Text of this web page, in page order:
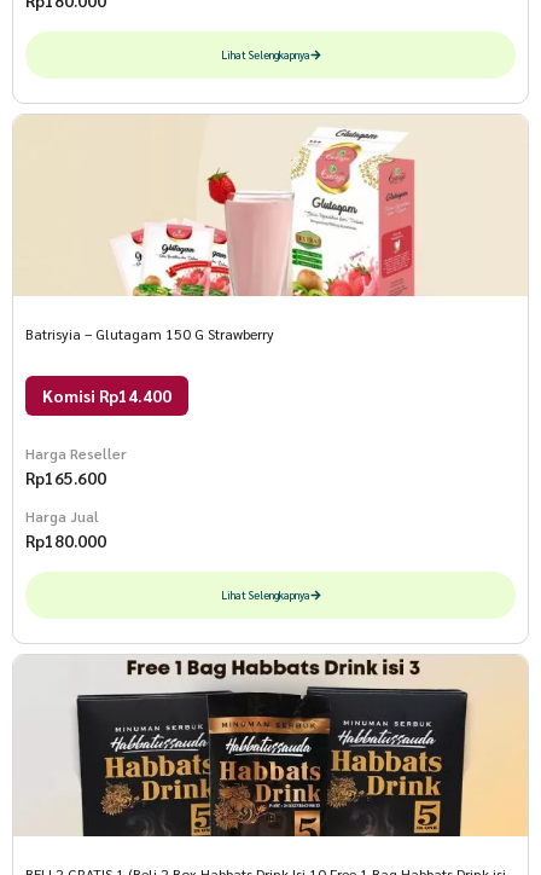
Lihat Selengkapnya
Batrisyia – Glutagam 150 G Strawberry
Komisi Rp14.400
Harga Reseller
Rp165.600
Harga Jual
Rp180.000
Lihat Selengkapnya